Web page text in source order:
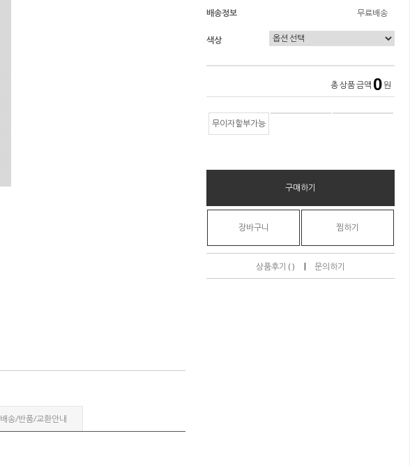
배송/반품/교환안내
배송정보
무료배송
색상
총 상품 금액 0 원
무이자할부가능
구매하기
장바구니 찜하기
상품후기 ( ) | 문의하기